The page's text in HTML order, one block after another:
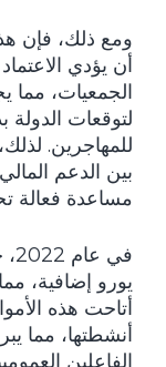
ومع ذلك، فإن
أن يؤدي
الجمعيات، مما
لتوقعات الدولة
للمهاجرين.
بين الدعم
مساعدة فعالة
يورو إضافية،
أتاحت هذه
أنشطتها، مما
الفاعلين